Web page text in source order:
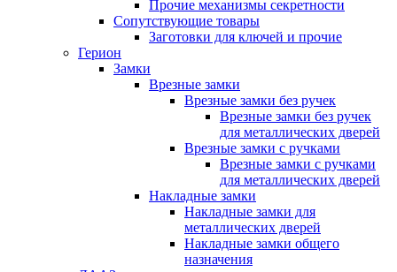
Прочие механизмы секретности
Сопутствующие товары
Заготовки для ключей и прочие
Герион
Замки
Врезные замки
Врезные замки без ручек
Врезные замки без ручек
для металлических дверей
Врезные замки с ручками
Врезные замки с ручками
для металлических дверей
Накладные замки
Накладные замки для
металлических дверей
Накладные замки общего
назначения